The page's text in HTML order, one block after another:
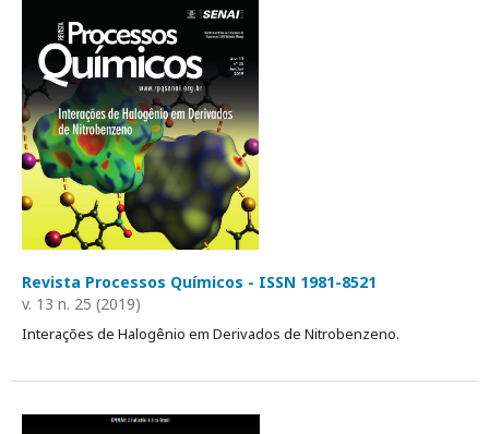
Revista Processos Químicos - ISSN 1981-8521
v. 13 n. 25 (2019)
Interações de Halogênio em Derivados de Nitrobenzeno.